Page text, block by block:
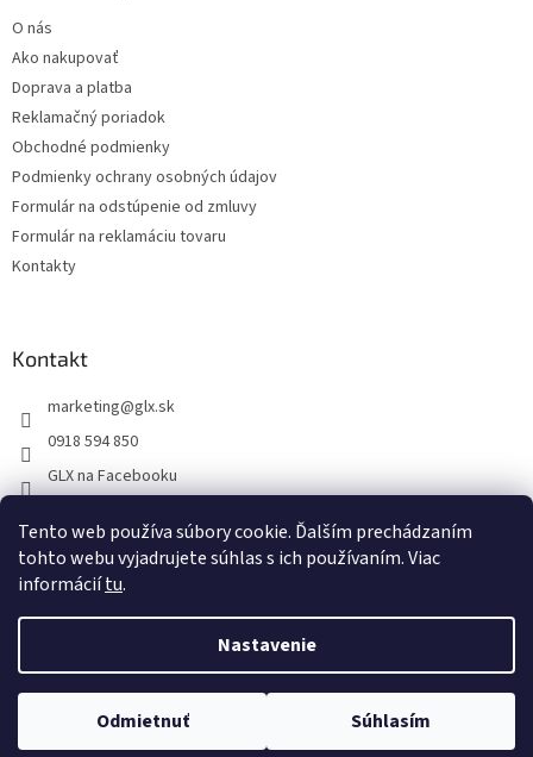
Tento web používa súbory cookie. Ďalším prechádzaním
tohto webu vyjadrujete súhlas s ich používaním. Viac
informáciítu.
Nastavenie
Odmietnuť Súhlasím
O nás
Ako nakupovať
Doprava a platba
Reklamačný poriadok
Obchodné podmienky
Podmienky ochrany osobných údajov
Formulár na odstúpenie od zmluvy
Formulár na reklamáciu tovaru
Kontakty
Kontakt
marketing@glx.sk
0918 594 850
GLX na Facebooku
Copyright 2026GLX. Všetky práva vyhradené.Upraviť nastavenie